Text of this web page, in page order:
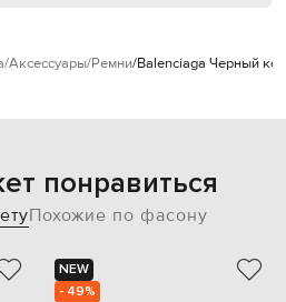
Аксессуары Ремни Balenciaga Черный
понравиться
Похожие по фасону
NEW
- 49%